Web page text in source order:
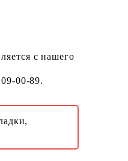
с нашего
00-89.